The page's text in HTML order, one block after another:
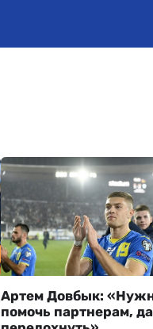
Артем Довбык:
помочь партнерам,